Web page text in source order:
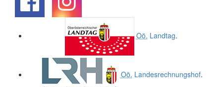
Oö. Landtag.
Oö. Landesrechnungshof.